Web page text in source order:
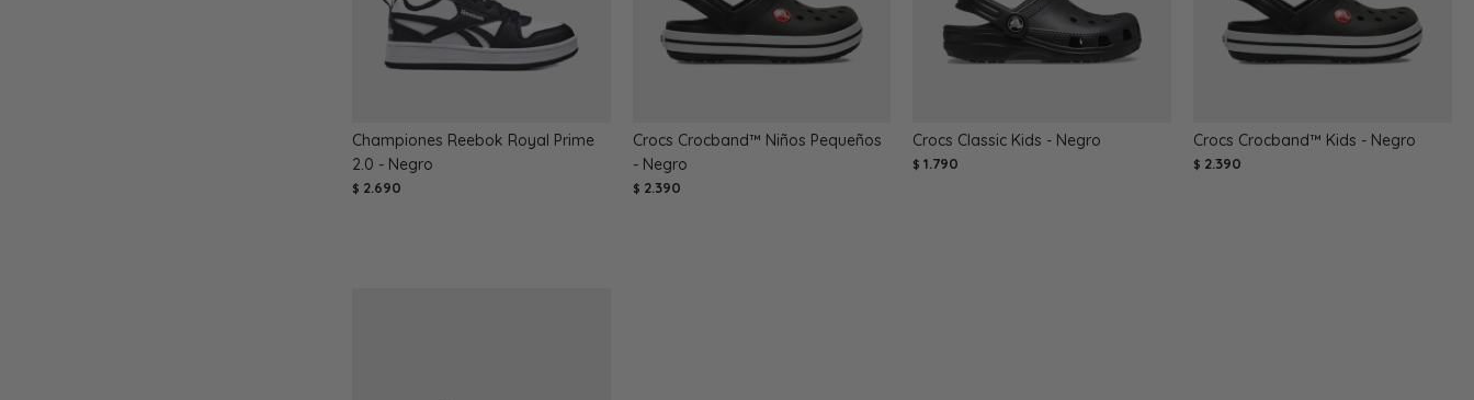
Championes Reebok Royal Prime
2.0 - Negro
$ 2.690
Crocs Crocband™ Niños Pequeños
- Negro
$ 2.390
Crocs Classic Kids - Negro
$ 1.790
Crocs Crocband™ Kids - Negro
$ 2.390